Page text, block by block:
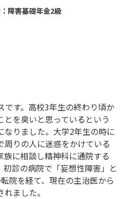
障害基礎年金2級
です。高校3年生の終わり頃か
とを臭いと思っているという
なりました。大学2年生の時に
周りの人に迷惑をかけている
族に相談し精神科に通院する
初診の病院で「妄想性障害」と
院を経て、現在の主治医から
ました。